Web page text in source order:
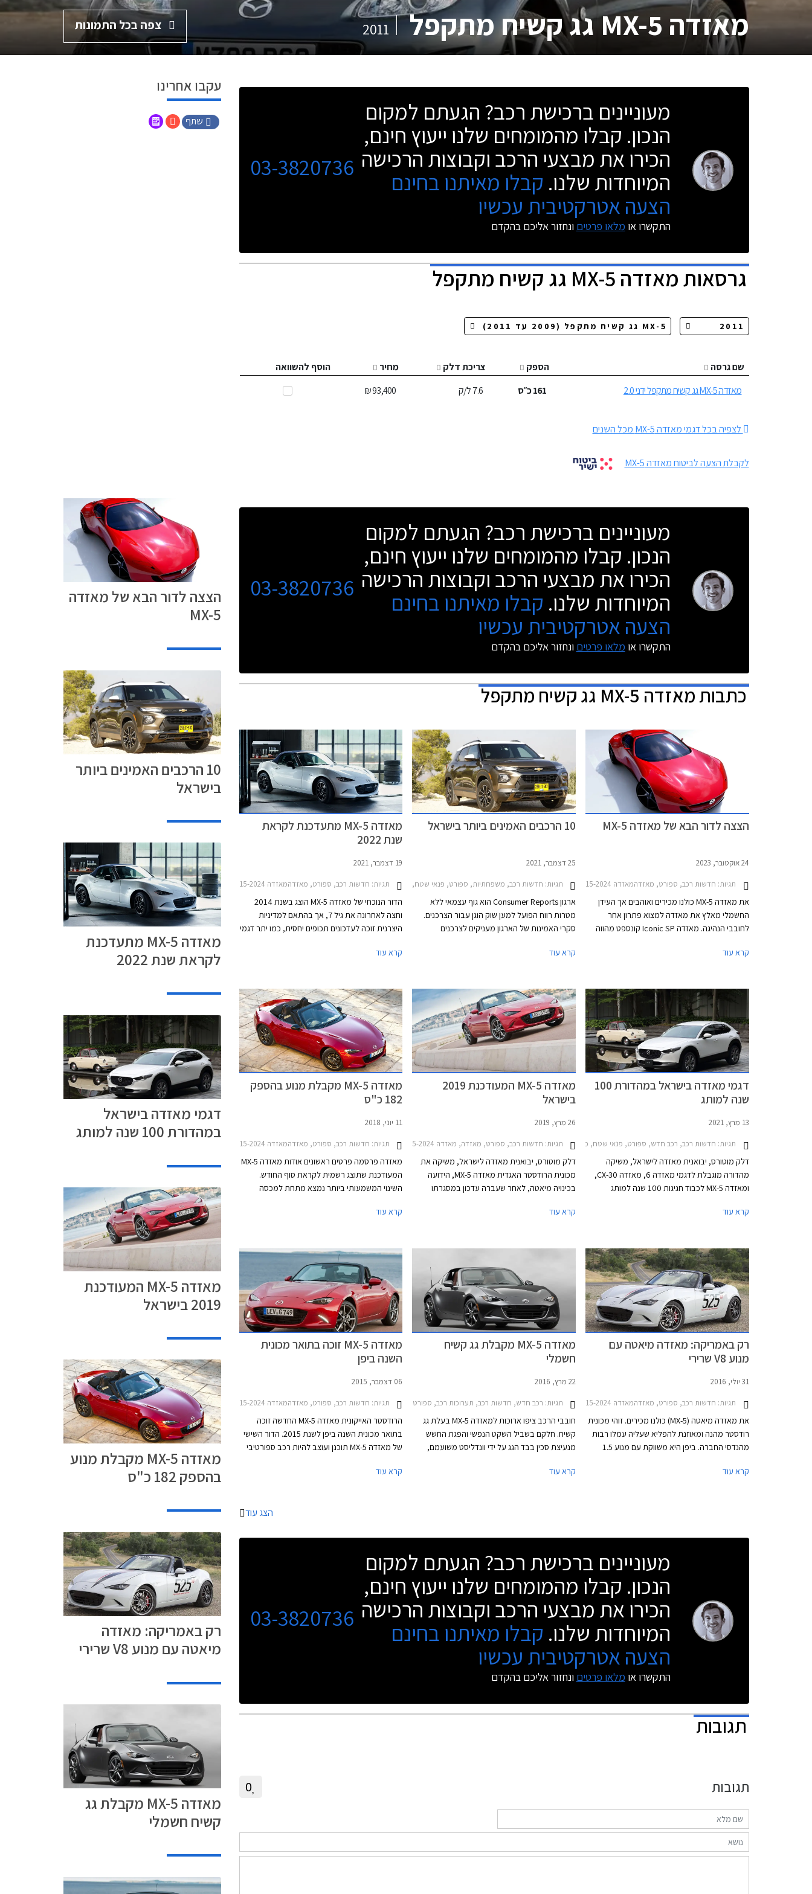
מאזדה MX-5 גג קשיח מתקפל 2011 צפה בכל התמונות
מעוניינים ברכישת רכב? הגעתם למקום
הנכון. קבלו מהמומחים שלנו ייעוץ חינם,
הכירו את מבצעי הרכב וקבוצות הרכישה
המיוחדות שלנו. קבלו מאיתנו בחינם
הצעה אטרקטיבית עכשיו
התקשרו או מלאו פרטים ונחזור אליכם בהקדם
03-3820736
גרסאותמאזדה MX-5 גג קשיח מתקפל
שם גרסה הספק צריכת דלק מחיר
הוסף להשוואה
מאזדה MX-5 גג קשיח מתקפל ידני 2.0
161כ״ס 7.6ל/ק 93,400 ₪
לצפיה בכל דגמי מאזדה MX-5 מכל השנים
לקבלת הצעה לביטוח מאזדה MX-5
עקבו אחרינו
שתף
מעוניינים ברכישת רכב? הגעתם למקום
הנכון. קבלו מהמומחים שלנו ייעוץ חינם,
הכירו את מבצעי הרכב וקבוצות הרכישה
המיוחדות שלנו. קבלו מאיתנו בחינם
הצעה אטרקטיבית עכשיו
התקשרו או מלאו פרטים ונחזור אליכם בהקדם
03-3820736
כתבותמאזדה MX-5 גג קשיח מתקפל
הצצה לדור הבא של מאזדה MX-5
24 אוקטובר, 2023
תגיות: חדשות רכב, ספורט, מאזדהמאזדה MX-5 2015-2024
את מאזדה MX-5 כולנו מכירים ואוהבים אך העידן
החשמלי מאלץ את מאזדה למצוא פתרון אחר
לחובבי הנהיגה. מאזדה Iconic SP קונספט מהווה
למכונית ספורט מעט גדולה וחזקה יותר אשר תתאים
קרא עוד
10 הרכבים האמינים ביותר בישראל
25 דצמבר, 2021
תגיות: חדשות רכב, משפחתיות, ספורט, פנאי שטח, טויוטה, יונדאי, מאזדה, מיני, קאדילק, קיה, שברולט, מאזדה MX-5 2015-2024, שברולט טרייל בלייזר 2020-2025, קיה נירו 2019-2022, טויוטה פריוס 2019-2021, טויוטה ראב 4 2019-2026, טויוטה היילנדר 2017-2020, מיני קאנטרימן קופר 2018-2021, יונדאי טוסון 2021-2024, סובארו XV 2017-2023, קאדילק XT5 2020-2024חלקי חילוף לרכב
ארגון Consumer Reports הוא גוף עצמאי ללא
מטרות רווח הפועל למען שוק הוגן עבור הצרכנים.
סקרי האמינות של הארגון מעניקים לצרכנים
ביותר, וגם הדגם עם הציון הגבוה ביותר. המידע
רכב משנות המודל 2020 ו- 2021. בשבוע שעבר
פרסם הארגון את רשימת המותגים והדגמים האמינים
ביותר. אספנו עבורכם את הדגמים שקיבלו את הציון
הגבוה ביותר ונמכרים גם בישראל.
קרא עוד
מאזדה MX-5 מתעדכנת לקראת
שנת 2022
19 דצמבר, 2021
תגיות: חדשות רכב, ספורט, מאזדהמאזדה MX-5 2015-2024
הדור הנוכחי של מאזדה MX-5 הוצג בשנת 2014
וחצה לאחרונה את גיל 7, אך בהתאם למדיניות
היצרנית זוכה לעדכונים תכופים יחסית, כמו יתר דגמי
קל לרודסטר המוערכת.
קרא עוד
דגמי מאזדה בישראל במהדורת 100
שנה למותג
13 מרץ, 2021
תגיות: חדשות רכב, רכב חדש, ספורט, פנאי שטח, מנהלים, מאזדה, מאזדה MX-5 2015-2024, מאזדה 6 סדאן 2019-2024מאזדה CX-30 2019-2024
דלק מוטורס, יבואנית מאזדה לישראל, משיקה
מהדורה מוגבלת לדגמי מאזדה 6, מאזדה CX-30,
ומאזדה MX-5 לכבוד חגיגות 100 שנה למותג
עם חבילת העיצוב הייחודית.
קרא עוד
מאזדה MX-5 המעודכנת 2019
בישראל
26 מרץ, 2019
תגיות: חדשות רכב, ספורט, מאזדה, מאזדה MX-5 2015-2024מחירון רכב
דלק מוטורס, יבואנית מאזדה לישראל, משיקה את
מכונית הרודסטר האגדית מאזדה MX-5, הידועה
בכינויה מיאטה, לאחר שעברה עדכון במסגרתו
קרא עוד
מאזדה MX-5 מקבלת מנוע בהספק
182 כ"ס
11 יוני, 2018
תגיות: חדשות רכב, ספורט, מאזדהמאזדה MX-5 2015-2024
מאזדה פרסמה פרטים ראשונים אודות מאזדה MX-5
המעודכנת שתוצג רשמית לקראת סוף החודש.
השינוי המשמעותי ביותר נמצא מתחת למכסה
קרא עוד
רק באמריקה: מאזדה מיאטה עם
מנוע V8 שרירי
31 יולי, 2016
תגיות: חדשות רכב, ספורט, מאזדהמאזדה MX-5 2015-2024
את מאזדה מיאטה (MX-5) כולנו מכירים. זוהי מכונית
רודסטר מהנה ומאוזנת להפליא שעליה עמלו רבות
מהנדסי החברה. ביפן היא משווקת עם מנוע 1.5
קרא עוד
מאזדה MX-5 מקבלת גג קשיח
חשמלי
22 מרץ, 2016
תגיות: רכב חדש, חדשות רכב, תערוכות רכב, ספורט, מאזדה, מאזדה MX-5 2015-2024תערוכת ניו יורק 2016
חובבי הרכב ציפו ארוכות למאזדה MX-5 בעלת גג
קשיח. חלקם בשביל השקט הנפשי והפגת החשש
מנעיצת סכין בבד הגג על ידי וונדליסט משועמם,
שמציע הגג הקשיח. לא אלו ולא אלו ציפו שגרסת הגג
קרא עוד
מאזדה MX-5 זוכה בתואר מכונית
השנה ביפן
06 דצמבר, 2015
תגיות: חדשות רכב, ספורט, מאזדהמאזדה MX-5 2015-2024
הרודסטר האייקונית מאזדה MX-5 החדשה זוכה
בתואר מכונית השנה ביפן לשנת 2015. הדור השישי
של מאזדה MX-5 תוכנן ועוצב להיות רכב ספורטיבי
אקטיב האחרונות של מאזדה. עם מנוע קדמי, הנעה
קרא עוד
הצג עוד
מעוניינים ברכישת רכב? הגעתם למקום
הנכון. קבלו מהמומחים שלנו ייעוץ חינם,
הכירו את מבצעי הרכב וקבוצות הרכישה
המיוחדות שלנו. קבלו מאיתנו בחינם
הצעה אטרקטיבית עכשיו
התקשרו או מלאו פרטים ונחזור אליכם בהקדם
03-3820736
תגובות
תגובות 0
הצצה לדור הבא של מאזדה
MX-5
10 הרכבים האמינים ביותר
בישראל
מאזדה MX-5 מתעדכנת
לקראת שנת 2022
דגמי מאזדה בישראל
במהדורת 100 שנה למותג
מאזדה MX-5 המעודכנת
2019 בישראל
מאזדה MX-5 מקבלת מנוע
בהספק 182 כ"ס
רק באמריקה: מאזדה
מיאטה עם מנוע V8 שרירי
מאזדה MX-5 מקבלת גג
קשיח חשמלי